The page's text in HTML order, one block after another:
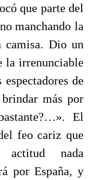
que parte del
manchando la
camisa. Dio un
la irrenunciable
de
más por
El
feo cariz que
nada
por España, y